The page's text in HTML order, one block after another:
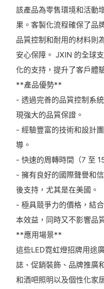
該產品為零售環境和活動
果。客製化流程確保了品
品質控制和耐用的材料則
安心保障。 JXIN 的全球
化的支持，提升了客戶體
**產品優勢**
- 透過完善的品質控制系
現強大的品質保證。
- 經驗豐富的技術和設計
導。
- 快速的周轉時間（7 至
- 擁有良好的國際聲譽和
後支持，尤其是在美國。
- 極具競爭力的價格，結
本效益，同時又不影響品
**應用場景**
這些LED霓虹燈招牌用途
誌、促銷裝飾、品牌推廣
和酒吧照明以及個性化家